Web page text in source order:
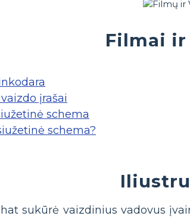
Filmai ir
įrašai
schema
schema?
sukūrė vaizdinius vadovus